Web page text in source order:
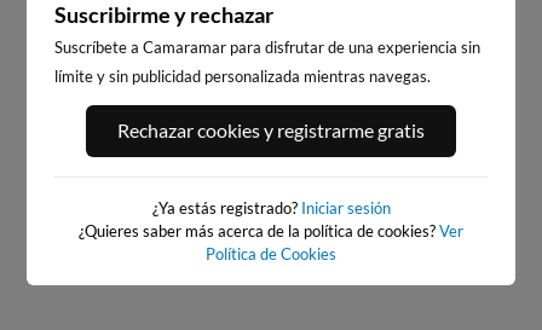
PLAYA DE BENICARLÓ
4km · Benicarló
0.1 m PLATO
PLAYA DEL FORTI
0.1 m PLATO
Suscribirme y rechazar
Suscríbete a Camaramar para disfrutar de una experiencia sin
límite y sin publicidad personalizada mientras navegas.
Rechazar cookies y registrarme gratis
¿Ya estás registrado? Iniciar sesión
¿Quieres saber más acerca de la política de cookies?Ver
Política de Cookies